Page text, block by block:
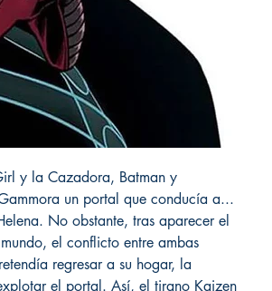
y la Cazadora, Batman y
un portal que conducía a...
No obstante, tras aparecer el
el conflicto entre ambas
regresar a su hogar, la
el portal. Así, el tirano Kaizen